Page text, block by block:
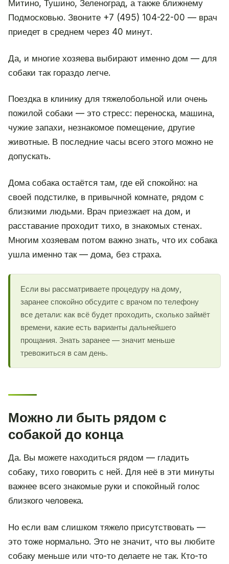
Митино, Тушино, Зеленоград, а также ближнему
Подмосковью. Звоните +7 (495) 104-22-00 — врач
приедет в среднем через 40 минут.
Да, и многие хозяева выбирают именно дом — для
собаки так гораздо легче.
Поездка в клинику для тяжелобольной или очень
пожилой собаки — это стресс: переноска, машина,
чужие запахи, незнакомое помещение, другие
животные. В последние часы всего этого можно не
допускать.
Дома собака остаётся там, где ей спокойно: на
своей подстилке, в привычной комнате, рядом с
близкими людьми. Врач приезжает на дом, и
расставание проходит тихо, в знакомых стенах.
Многим хозяевам потом важно знать, что их собака
ушла именно так — дома, без страха.
Если вы рассматриваете процедуру на дому,
заранее спокойно обсудите с врачом по телефону
все детали: как всё будет проходить, сколько займёт
времени, какие есть варианты дальнейшего
прощания. Знать заранее — значит меньше
тревожиться в сам день.
Можно ли быть рядом с
собакой до конца
Да. Вы можете находиться рядом — гладить
собаку, тихо говорить с ней. Для неё в эти минуты
важнее всего знакомые руки и спокойный голос
близкого человека.
Но если вам слишком тяжело присутствовать —
это тоже нормально. Это не значит, что вы любите
собаку меньше или что-то делаете не так. Кто-то